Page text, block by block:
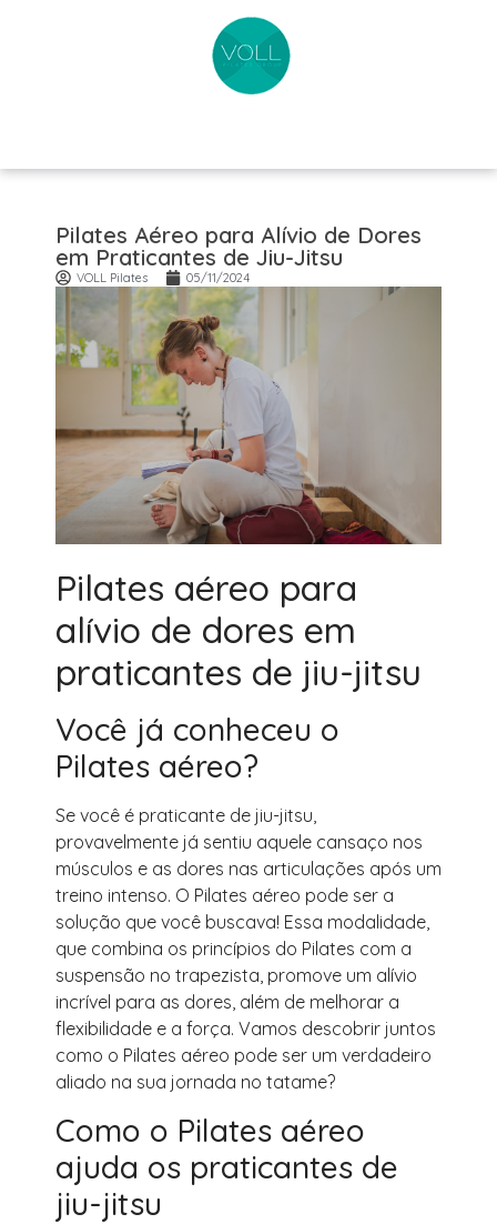
Pilates Aéreo para Alívio de Dores
em Praticantes de Jiu-Jitsu
VOLL Pilates 05/11/2024
Pilates aéreo para
alívio de dores em
praticantes de jiu-jitsu
Você já conheceu o
Pilates aéreo?
Se você é praticante de jiu-jitsu,
provavelmente já sentiu aquele cansaço nos
músculos e as dores nas articulações após um
treino intenso. O Pilates aéreo pode ser a
solução que você buscava! Essa modalidade,
que combina os princípios do Pilates com a
suspensão no trapezista, promove um alívio
incrível para as dores, além de melhorar a
flexibilidade e a força. Vamos descobrir juntos
como o Pilates aéreo pode ser um verdadeiro
aliado na sua jornada no tatame?
Como o Pilates aéreo
ajuda os praticantes de
jiu-jitsu